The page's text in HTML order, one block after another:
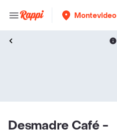
Montevideo
Desmadre Café -